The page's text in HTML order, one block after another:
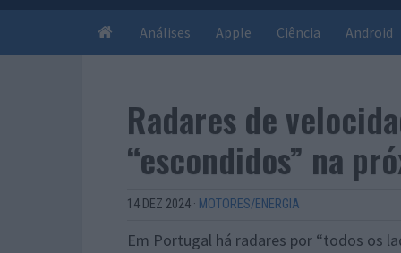
Análises Apple Ciência Android
Radares de
“escondidos” na
14 DEZ 2024 · MOTORES/ENERGIA
Em Portugal há radares por “todos os